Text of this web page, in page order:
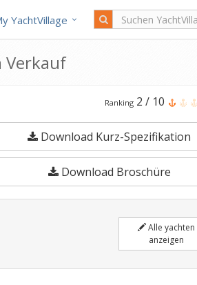
YachtVillage
Verkauf
Zar
61
Classic
Plus
ist
6,18
Meter
Motoryacht
Ranking 2 / 10
Download Kurz-Spezifikation
Download Broschüre
Alle yachten
anzeigen